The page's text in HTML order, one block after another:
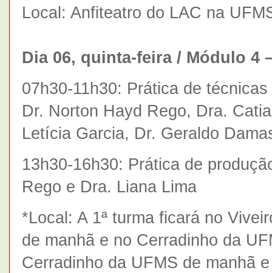
Local: Anfiteatro do LAC na
Dia 06, quinta-feira / Módulo 4
07h30-11h30: Prática de
Dr. Norton Hayd Rego, Dra.
Letícia Garcia, Dr. Geraldo
13h30-16h30: Prática de
Rego e Dra. Liana Lima
*Local: A 1ª turma ficará no
de manhã e no Cerradinho da
Cerradinho da UFMS de manhã